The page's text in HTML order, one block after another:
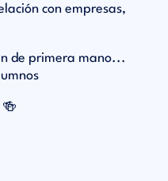
con empresas,
de primera mano...
🍻